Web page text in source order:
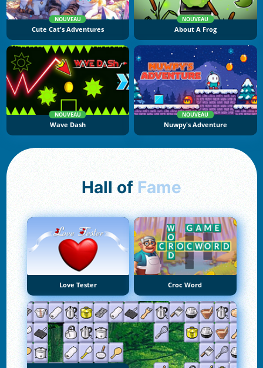
NOUVEAU
Cute Cat's Adventures
NOUVEAU
About A Frog
NOUVEAU
Wave Dash
NOUVEAU
Nuwpy's Adventure
Hall of Fame
Love Tester Croc Word